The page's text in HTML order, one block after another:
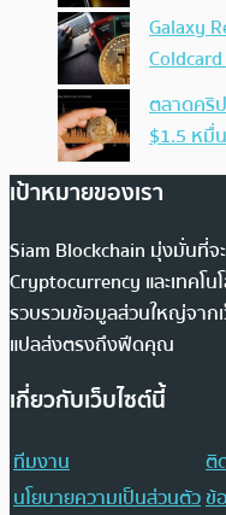
Galaxy
ตลาดคริ
$1.5 หมื่
เป้าหมายของเรา
Siam Blockchain มุ่งมั่นที่จ
Cryptocurrency และเทคโ
รวบรวมข้อมูลส่วนใหญ่จากเ
แปลส่งตรงถึงฟีดคุณ
เกี่ยวกับเว็บไซต์นี้
ทีมงาน
ติ
นโยบายความเป็นส่วนตัวข้